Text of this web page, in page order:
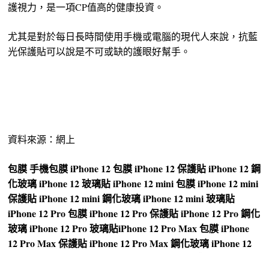
護視力，是一項CP值高的健康投資。
尤其是對於每日長時間使用手機或電腦的現代人來說，抗藍
光保護貼可以說是不可或缺的護眼好幫手。
資料來源：網上
包膜手機包膜iPhone 12 包膜iPhone 12 保護貼iPhone 12 鋼
化玻璃iPhone 12 玻璃貼iPhone 12 mini 包膜iPhone 12 mini
保護貼iPhone 12 mini 鋼化玻璃iPhone 12 mini 玻璃貼
iPhone 12 Pro 包膜iPhone 12 Pro 保護貼iPhone 12 Pro 鋼化
玻璃iPhone 12 Pro 玻璃貼iPhone 12 Pro Max 包膜iPhone
12 Pro Max 保護貼iPhone 12 Pro Max 鋼化玻璃iPhone 12